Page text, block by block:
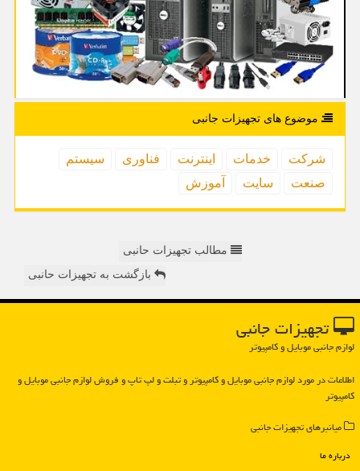
موضوع های تجهیزات جانبی
شركت خدمات اینترنت فناوری
سیستم
صنعت
سایت آموزش
مطالب تجهیزات حانبی
بازگشت به تجهیزات حانبی
تجهیزات جانبی
لوازم جانبی موبایل و کامپیوتر
اطلاعات در مورد لوازم جانبی موبایل و كامپیوتر و تبلت و لپ تاپ و فروش لوازم جانبی موبایل و
كامپیوتر
میانبرهای تجهیزات جانبی
درباره ما